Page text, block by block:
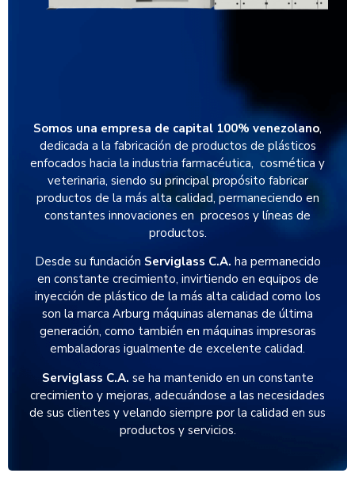
Somos una empresa de capital 100% venezolano,
dedicada a la fabricación de productos de plásticos
enfocados hacia la industria farmacéutica, cosmética y
veterinaria, siendo su principal propósito fabricar
productos de la más alta calidad, permaneciendo en
constantes innovaciones en procesos y líneas de
productos.
Desde su fundación Serviglass C.A. ha permanecido
en constante crecimiento, invirtiendo en equipos de
inyección de plástico de la más alta calidad como los
son la marca Arburg máquinas alemanas de última
generación, como también en máquinas impresoras
embaladoras igualmente de excelente calidad.
Serviglass C.A. se ha mantenido en un constante
crecimiento y mejoras, adecuándose a las necesidades
de sus clientes y velando siempre por la calidad en sus
productos y servicios.